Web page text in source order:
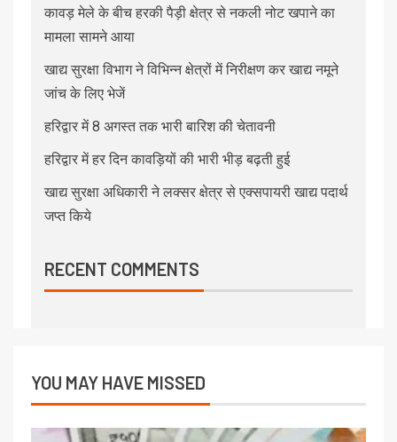
कावड़ मेले के बीच हरकी पैड़ी क्षेत्र से नकली नोट खपाने का
मामला सामने आया
खाद्य सुरक्षा विभाग ने विभिन्न क्षेत्रों में निरीक्षण कर खाद्य नमूने
जांच के लिए भेजें
हरिद्वार में 8 अगस्त तक भारी बारिश की चेतावनी
हरिद्वार में हर दिन कावड़ियों की भारी भीड़ बढ़ती हुई
खाद्य सुरक्षा अधिकारी ने लक्सर क्षेत्र से एक्सपायरी खाद्य पदार्थ
जप्त किये
RECENT COMMENTS
YOU MAY HAVE MISSED